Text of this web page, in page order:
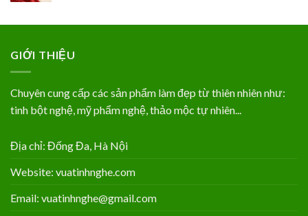
299.000₫.là:
GIỚI THIỆU
Chuyên cung cấp các sản phẩm làm đẹp từ thiên nhiên như:
tinh bột nghệ, mỹ phẩm nghệ, thảo mộc tự nhiên...
Địa chỉ: Đống Đa, Hà Nội
Website: vuatinhnghe.com
Email: vuatinhnghe@gmail.com